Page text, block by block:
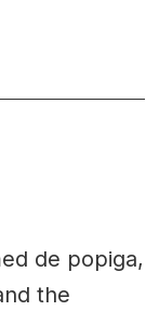
de popiga,
the